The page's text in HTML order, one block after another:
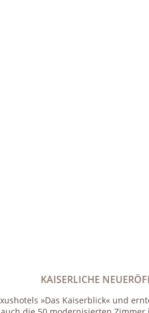
KAISERLICHE
»Das Kaiserblick« und